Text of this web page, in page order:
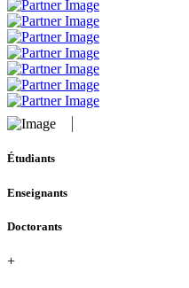
Étudiants
Enseignants
Doctorants
+